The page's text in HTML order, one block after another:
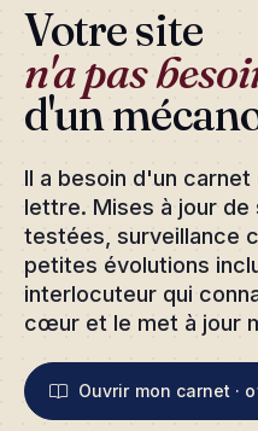
Votre site
n'a pas
d'un
Il a besoin d'un
lettre. Mises à jour
testées, surveillance
petites évolutions
interlocuteur qui
cœur et le met à jour
Ouvrir mon carnet ·